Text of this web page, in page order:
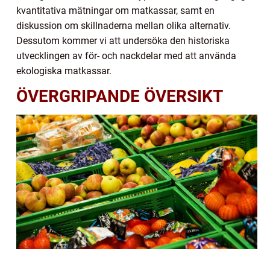
kvantitativa mätningar om matkassar, samt en
diskussion om skillnaderna mellan olika alternativ.
Dessutom kommer vi att undersöka den historiska
utvecklingen av för- och nackdelar med att använda
ekologiska matkassar.
ÖVERGRIPANDE ÖVERSIKT